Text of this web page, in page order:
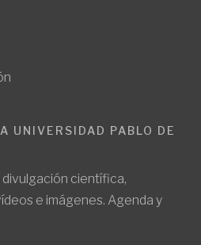
UNIVERSIDAD PABLO DE
científica,
e imágenes. Agenda y